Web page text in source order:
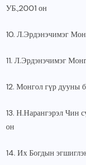
УБ.,2001 он
10. Л.Эрдэнэчимэг
11. Л.Эрдэнэчимэг
12. Монгол гүр дууны
13. Н.Нарангэрэл Чин
он
14. Их Богдын